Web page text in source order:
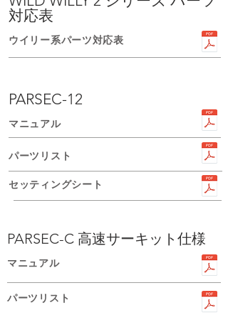
対応表
​ウイリー系パーツ対応表
PARSEC-12
​マニュアル
パーツリスト
セッティングシート
PARSEC-C 高速サーキット仕様
​マニュアル
パーツリスト